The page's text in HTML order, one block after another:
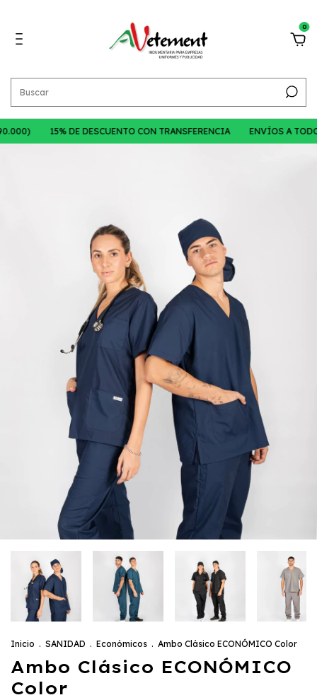
0
15% DE DESCUENTO CON TRANSFERENCIA ENVÍOS A TODO
Inicio . SANIDAD . Económicos . Ambo Clásico ECONÓMICO Color
Ambo Clásico ECONÓMICO
Color